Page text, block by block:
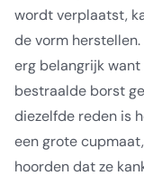
wordt verplaatst,
de vorm
erg belangrijk
bestraalde borst
diezelfde reden is
een grote
hoorden dat ze